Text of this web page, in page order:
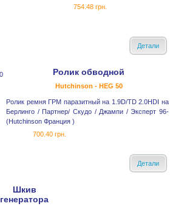
754.48 грн.
Детали
Ролик обводной
Hutchinson - HEG 50
Ролик ремня ГРМ паразитный на 1.9D/TD 2.0HDI на
Берлинго / Партнер/ Скудо / Джампи / Эксперт 96-
(Hutchinson Франция )
700.40 грн.
Детали
Шкив
генератора